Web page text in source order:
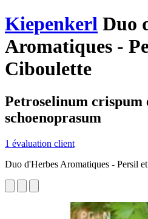
Kiepenkerl Duo
Aromatiques -
Ciboulette
Petroselinum crispum
schoenoprasum
1 évaluation client
Duo d'Herbes Aromatiques - Persil